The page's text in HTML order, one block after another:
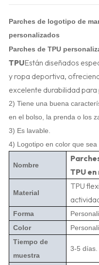
Parches de logotipo de
personalizados
Parches de TPU
TPUEstán diseñados
y ropa deportiva,
excelente durabilidad
2) Tiene una buena
en el bolso, la prenda o los
3) Es lavable.
4) Logotipo en color que sea
Nombre
TPU
Material
TPU
Forma
Color
Tiempo de
muestra
3-5 días.